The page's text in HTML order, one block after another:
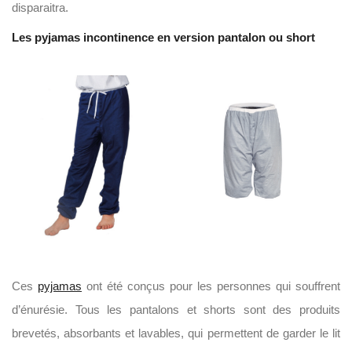
disparaitra.
Les pyjamas incontinence en version pantalon ou short
Ces pyjamas ont été conçus pour les personnes qui souffrent
d’énurésie. Tous les pantalons et shorts sont des produits
brevetés, absorbants et lavables, qui permettent de garder le lit